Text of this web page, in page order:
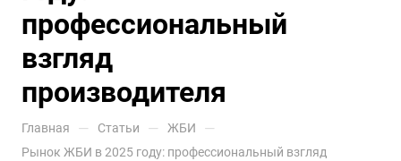
профессиональный
взгляд
производителя
Главная — Статьи — ЖБИ —
Рынок ЖБИ в 2025 году: профессиональный взгляд